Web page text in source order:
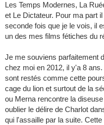
Les Temps Modernes, La
et Le Dictateur. Pour ma part
seconde fois que je le vois, il
un des mes films fétiches du
Je me souviens parfaitement
chez moi en 2012, il y'a 8
sont restés comme cette
cage du lion et surtout de la
ou Merna rencontre la
oublier le délire de Charlot
qui l'assaille par la suite.